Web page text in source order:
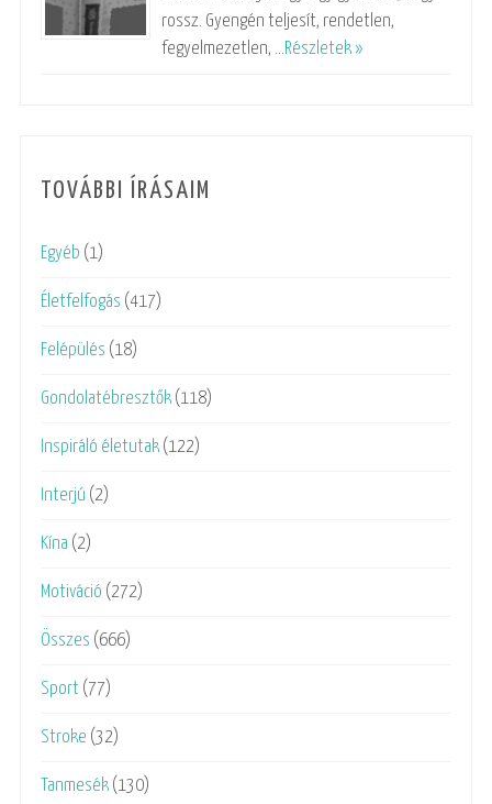
rossz. Gyengén teljesít, rendetlen,
fegyelmezetlen, …Részletek »
TOVÁBBI ÍRÁSAIM
Egyéb (1)
Életfelfogás (417)
Felépülés (18)
Gondolatébresztők (118)
Inspiráló életutak (122)
Interjú (2)
Kína (2)
Motiváció (272)
Összes (666)
Sport (77)
Stroke (32)
Tanmesék (130)